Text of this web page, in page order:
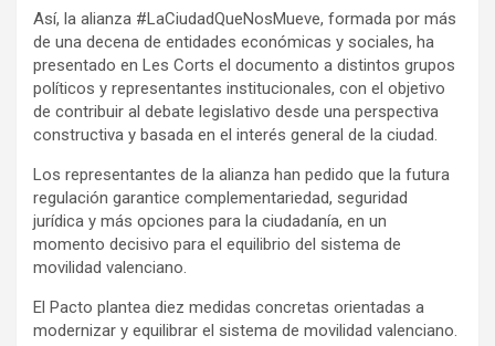
Así, la alianza #LaCiudadQueNosMueve, formada por más
de una decena de entidades económicas y sociales, ha
presentado en Les Corts el documento a distintos grupos
políticos y representantes institucionales, con el objetivo
de contribuir al debate legislativo desde una perspectiva
constructiva y basada en el interés general de la ciudad.
Los representantes de la alianza han pedido que la futura
regulación garantice complementariedad, seguridad
jurídica y más opciones para la ciudadanía, en un
momento decisivo para el equilibrio del sistema de
movilidad valenciano.
El Pacto plantea diez medidas concretas orientadas a
modernizar y equilibrar el sistema de movilidad valenciano.